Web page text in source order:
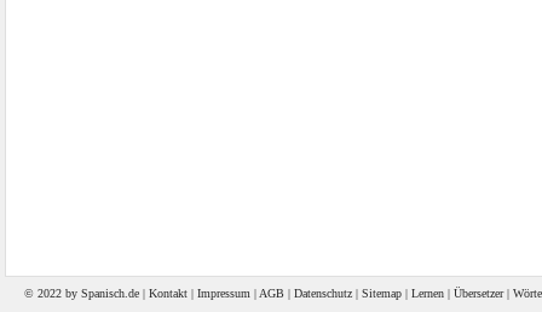
© 2022 by Spanisch .de | Kontakt | Impressum | AGB | Datenschutz | Sitemap | Lernen | Übersetzer|